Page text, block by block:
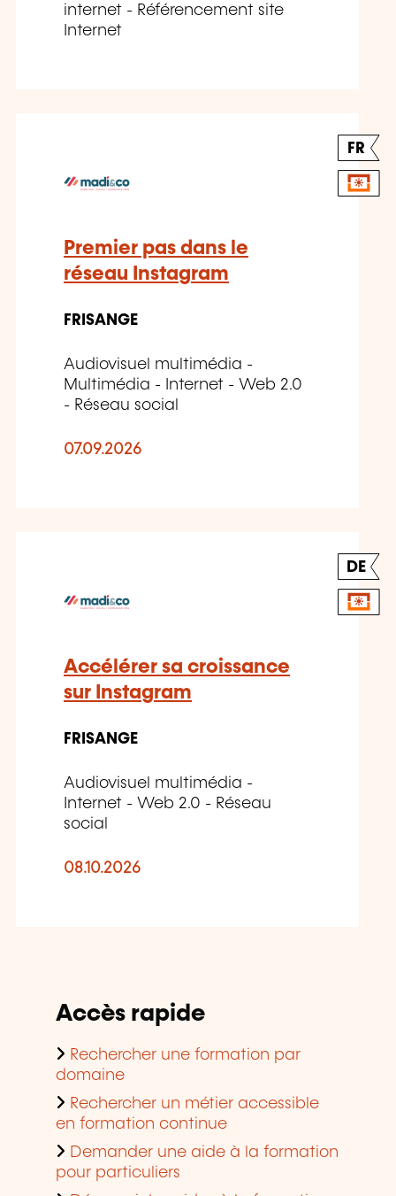
internet - Référencement site
Internet
FR
Premier pas dans le
réseau Instagram
FRISANGE
Audiovisuel multimédia -
Multimédia - Internet - Web 2.0
- Réseau social
07.09.2026
DE
Accélérer sa croissance
sur Instagram
FRISANGE
Audiovisuel multimédia -
Internet - Web 2.0 - Réseau
social
08.10.2026
Accès rapide
Rechercher une formation par
domaine
Rechercher un métier accessible
en formation continue
Demander une aide à la formation
pour particuliers